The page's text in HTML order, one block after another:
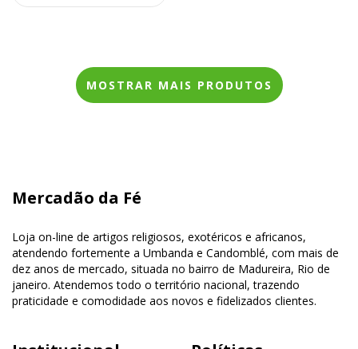
MOSTRAR MAIS PRODUTOS
Mercadão da Fé
Loja on-line de artigos religiosos, exotéricos e africanos,
atendendo fortemente a Umbanda e Candomblé, com mais de
dez anos de mercado, situada no bairro de Madureira, Rio de
janeiro. Atendemos todo o território nacional, trazendo
praticidade e comodidade aos novos e fidelizados clientes.